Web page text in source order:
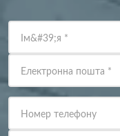
Ім&#39;я *
Електронна пошта *
Номер телефону